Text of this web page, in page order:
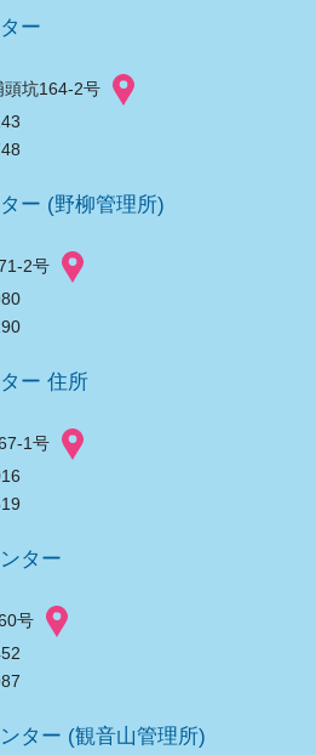
ー
頭坑164-2号
ー (野柳管理所)
2号
ー 住所
1号
ター
号
ター (観音山管理所)